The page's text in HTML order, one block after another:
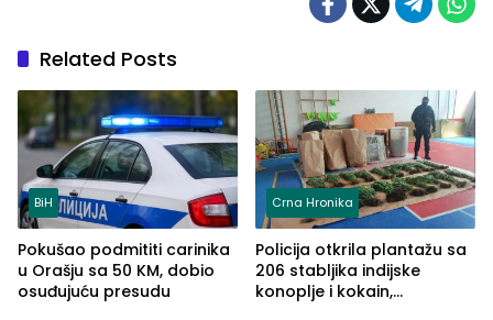
Related Posts
BiH
Pokušao podmititi carinika
u Orašju sa 50 KM, dobio
osuđujuću presudu
Crna Hronika
Policija otkrila plantažu sa
206 stabljika indijske
konoplje i kokain,